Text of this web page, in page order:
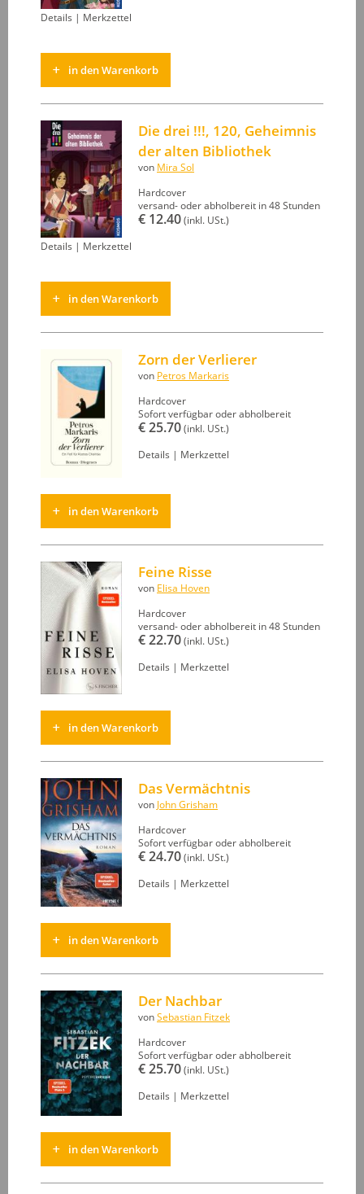
Details | Merkzettel
in den Warenkorb
Die drei !!!, 120, Geheimnis
der alten Bibliothek
von Mira Sol
Hardcover
versand- oder abholbereit in 48 Stunden
€ 12.40 (inkl. USt.)
Details | Merkzettel
in den Warenkorb
Zorn der Verlierer
von Petros Markaris
Hardcover
Sofort verfügbar oder abholbereit
€ 25.70 (inkl. USt.)
Details | Merkzettel
in den Warenkorb
Feine Risse
von Elisa Hoven
Hardcover
versand- oder abholbereit in 48 Stunden
€ 22.70 (inkl. USt.)
Details | Merkzettel
in den Warenkorb
Das Vermächtnis
von John Grisham
Hardcover
Sofort verfügbar oder abholbereit
€ 24.70 (inkl. USt.)
Details | Merkzettel
in den Warenkorb
Der Nachbar
von Sebastian Fitzek
Hardcover
Sofort verfügbar oder abholbereit
€ 25.70 (inkl. USt.)
Details | Merkzettel
in den Warenkorb